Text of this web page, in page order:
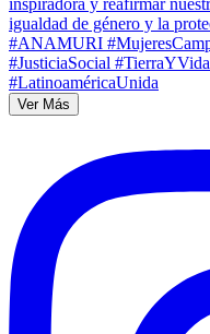
Ver Más